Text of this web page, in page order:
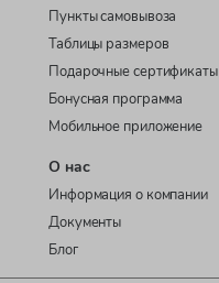
Пункты самовывоза
Таблицы размеров
Подарочные сертификаты
Бонусная программа
Мобильное приложение
О нас
Информация о компании
Документы
Блог